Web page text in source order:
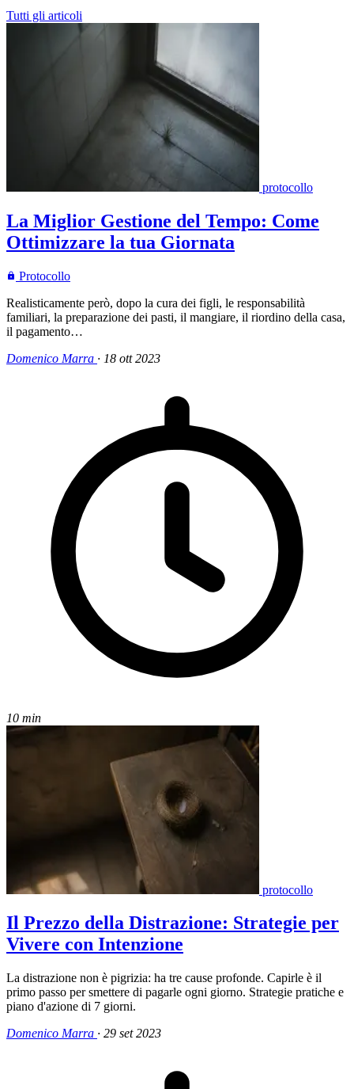
Tutti gli articoli
protocollo
La Miglior Gestione del Tempo: Come
Ottimizzare la tua Giornata
Protocollo
Realisticamente però, dopo la cura dei figli, le responsabilità
familiari, la preparazione dei pasti, il mangiare, il riordino della casa,
il pagamento…
Domenico Marra · 18 ott 2023
10 min
protocollo
Il Prezzo della Distrazione: Strategie per
Vivere con Intenzione
La distrazione non è pigrizia: ha tre cause profonde. Capirle è il
primo passo per smettere di pagarle ogni giorno. Strategie pratiche e
piano d'azione di 7 giorni.
Domenico Marra · 29 set 2023